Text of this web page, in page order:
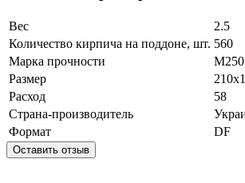
Вес
2.5
Количество кирпича на поддоне, шт. 560
Марка прочности
М250
Размер
Расход
58
Страна-производитель
Формат
DF
Оставить отзыв